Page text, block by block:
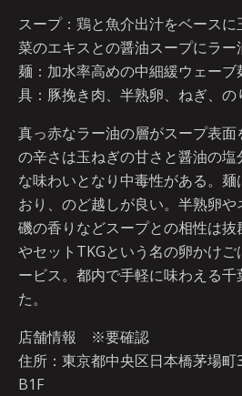
スープ：鶏と魚介出汁をベース
菜のエキスとの醤油スープにラー
麺：加水率高めの中細緩ウェーブ
具：豚挽き肉、半熟卵、ねぎ、の
真っ赤なラー油の層がスープ表
の辛さは玉ねぎの甘さと醤油の
な味わいとなり中毒性がある。
おり、のど越しが良い。半熟卵
磯の香りなどスープとの相性は
やセットTKGという名の卵かけ
ービス。都内で手軽に味わえる
た。
店舗情報 ※要確認
住所：東京都中央区日本橋茅場
B1F